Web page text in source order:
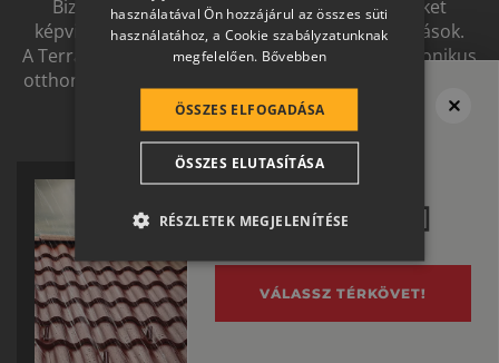
Megvan a tető?
Ne felejtsd el
a térburkolatot se!
VÁLASSZ TÉRKÖVET!
Biztonságot nyújtó, és magas esztétikai értéket
képviselő, egymással szinergiát alkotó megoldások.
A Terrán ernyőmárkának köszönhetően a harmonikus
otthon átfogó, egymásra épülő rendszerelemek révén
ölthet formát.
GERMAN
ROMANIAN
CROATIAN
SR
RO-HU
ITALIAN
használatával Ön hozzájárul az összes süti
használatához, a Cookie szabályzatunknak
megfelelően. Bővebben
ÖSSZES ELFOGADÁSA
ÖSSZES ELUTASÍTÁSA
RÉSZLETEK MEGJELENÍTÉSE